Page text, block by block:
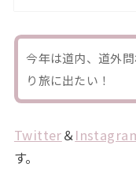
今年は道内、道外
り旅に出たい！
Twitter＆
す。